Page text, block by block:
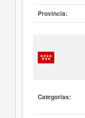
Provincia:
Categorías: